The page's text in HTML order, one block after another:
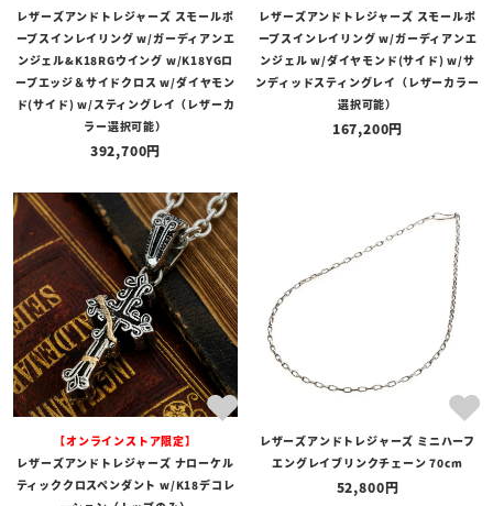
レザーズアンドトレジャーズ スモールポ
ープスインレイリング w/ガーディアンエ
ンジェル&K18RGウイング w/K18YGロ
ープエッジ＆サイドクロス w/ダイヤモン
ド(サイド) w/スティングレイ（レザーカ
ラー選択可能）
392,700
レザーズアンドトレジャーズ スモールポ
ープスインレイリング w/ガーディアンエ
ンジェル w/ダイヤモンド(サイド) w/サ
ンディッドスティングレイ（レザーカラー
選択可能）
167,200
【オンラインストア限定】
レザーズアンドトレジャーズ ナローケル
ティッククロスペンダント w/K18デコレ
レザーズアンドトレジャーズ ミニハーフ
エングレイブリンクチェーン 70cm
52,800